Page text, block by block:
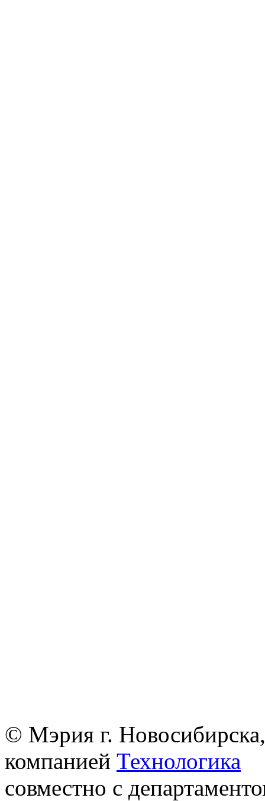
© Мэрия г.
компанией Технологика
совместно с